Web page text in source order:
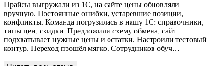
Прайсы выгружали из 1С, на сайте цены обновляли
вручную. Постоянные ошибки, устаревшие позиции,
конфликты. Команда погрузилась в нашу 1С: справочники,
типы цен, скидки. Предложили схему обмена, сайт
подхватывает нужные цены и остатки. Настроили тестовый
контур. Переход прошёл мягко. Сотрудников обуч…